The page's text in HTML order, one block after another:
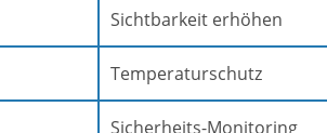
Sichtbarkeit erhöhen
Temperaturschutz
Sicherheits-Monitoring